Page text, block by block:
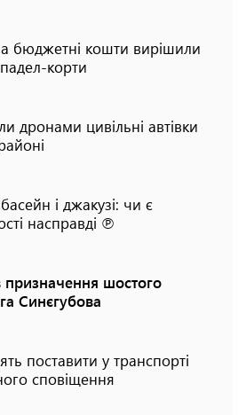
бюджетні кошти вирішили
корти
дронами цивільні автівки
і джакузі: чи є
насправді ℗
призначення шостого
Синєгубова
поставити у транспорті
сповіщення